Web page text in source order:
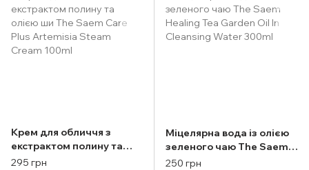
Крем для обличчя з
екстрактом полину та
олією ши The Saem Care
295 грн
Міцелярна вода із олією
зеленого чаю The Saem
Healing Tea Garden Oil In
250 грн